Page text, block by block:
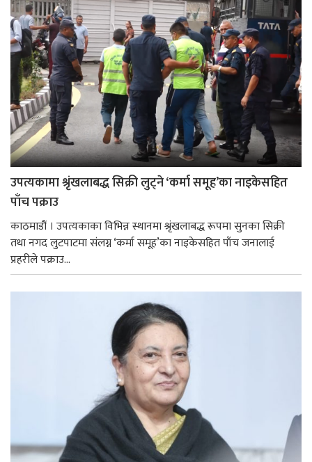
उपत्यकामा श्रृंखलाबद्ध सिक्री लुट्ने ‘कर्मा समूह’का नाइकेसहित
पाँच पक्राउ
काठमाडौं । उपत्यकाका विभिन्न स्थानमा श्रृंखलाबद्ध रूपमा सुनका सिक्री
तथा नगद लुटपाटमा संलग्न ‘कर्मा समूह’का नाइकेसहित पाँच जनालाई
प्रहरीले पक्राउ...